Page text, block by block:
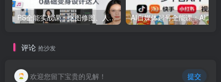
PS全能实战课：抠图修图、人像精修、电商美工，0基础变身设计达人
评论 抢沙发
欢迎您留下宝贵的见解！ 提交